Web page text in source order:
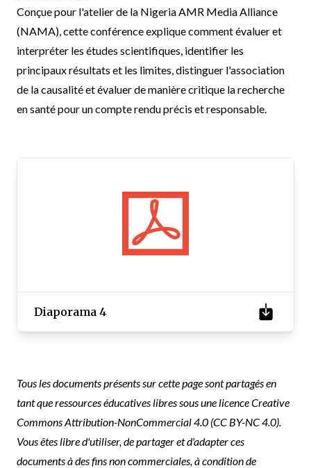
Conçue pour l'atelier de la Nigeria AMR Media Alliance
(NAMA), cette conférence explique comment évaluer et
interpréter les études scientifiques, identifier les
principaux résultats et les limites, distinguer l'association
de la causalité et évaluer de manière critique la recherche
en santé pour un compte rendu précis et responsable.
Diaporama 4
Tous les documents présents sur cette page sont partagés en
tant que ressources éducatives libres sous une licence Creative
Commons Attribution-NonCommercial 4.0 (CC BY-NC 4.0).
Vous êtes libre d'utiliser, de partager et d'adapter ces
documents à des fins non commerciales, à condition de